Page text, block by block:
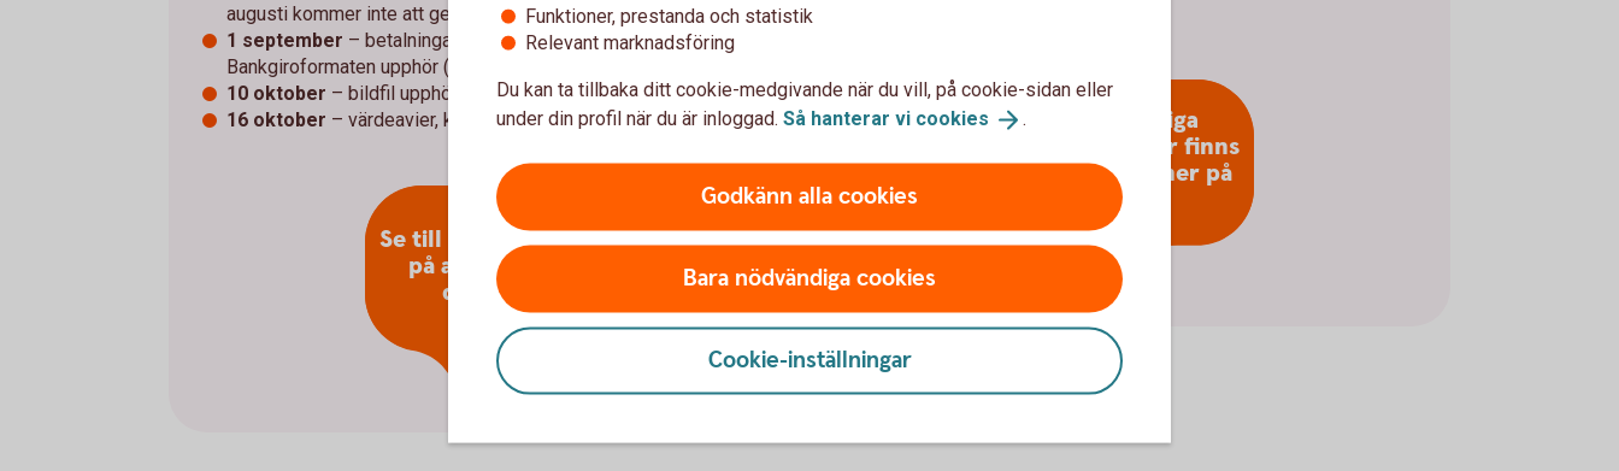
augusti kommer inte att genomföras)
1 september – betalningar sker i ISO format – stödet för
Bankgiroformaten upphör (gäller inte Autogiro)
10 oktober – bildfil upphör
16 oktober – värdeavier, kontantavier via Bankgirot upphör
Se till att hålla koll
på alla viktiga
datum!
Fler viktiga
förändringar finns
lite längre ner på
sidan!
Funktioner, prestanda och statistik
Relevant marknadsföring
Du kan ta tillbaka ditt cookie-medgivande när du vill, på cookie-sidan eller
under din profil när du är inloggad. Så hanterar vi cookies .
Godkänn alla cookies
Bara nödvändiga cookies
Cookie-inställningar